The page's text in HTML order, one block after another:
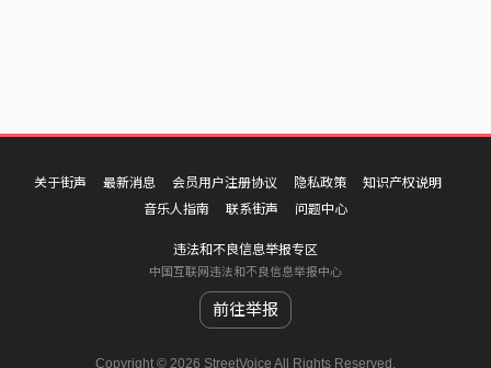
关于街声 最新消息 会员用户注册协议 隐私政策
知识产权说明
音乐人指南
联系街声 问题中心
违法和不良信息举报专区
中国互联网违法和不良信息举报中心
前往举报
Copyright © 2026 StreetVoice All Rights Reserved.